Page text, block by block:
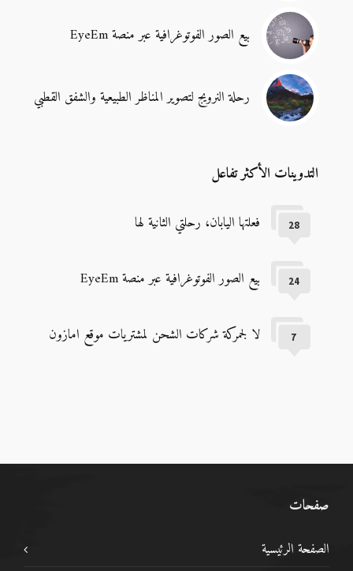
بيع الصور الفوتوغرافية عبر منصة EyeEm
رحلة النرويج لتصوير المناظر الطبيعية والشفق القطبي
التدوينات الأكثر تفاعل
فعلتها اليابان، رحلتي الثانية لها 28
بيع الصور الفوتوغرافية عبر منصة EyeEm 24
لا لجمركة شركات الشحن لمشتريات موقع امازون 7
صفحات
الصفحة الرئيسية